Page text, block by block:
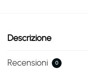
Descrizione
Recensioni 0